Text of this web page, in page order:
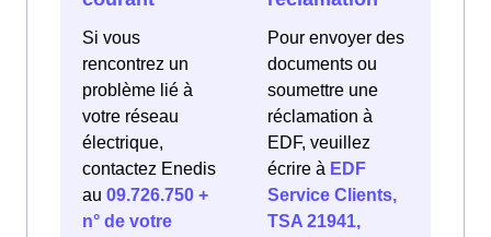
Si vous
rencontrez un
problème lié à
votre réseau
électrique,
contactez Enedis
au 09.726.750 +
n° de votre
Pour envoyer des
documents ou
soumettre une
réclamation à
EDF, veuillez
écrire à EDF
Service Clients,
TSA 21941,